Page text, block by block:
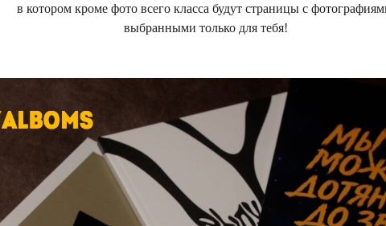
в котором кроме фото всего класса будут страницы с
выбранными только для тебя!